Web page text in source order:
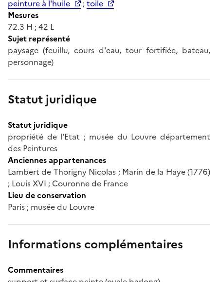
peinture à l'huile ;toile
Mesures
72.3 H ; 42 L
Sujet représenté
paysage (feuillu, cours d'eau, tour fortifiée, bateau,
personnage)
Statut juridique
Statut juridique
propriété de l'Etat ; musée du Louvre département
des Peintures
Anciennes appartenances
Lambert de Thorigny Nicolas ; Marin de la Haye (1776)
; Louis XVI ; Couronne de France
Lieu de conservation
Paris ; musée du Louvre
Informations complémentaires
Commentaires